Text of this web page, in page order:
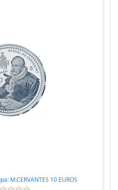
M.CERVANTES 10 EUROS